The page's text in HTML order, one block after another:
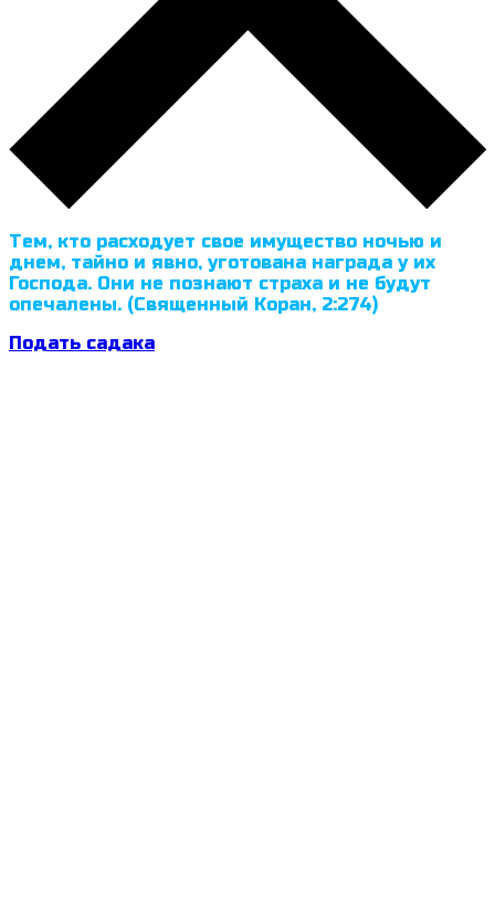
Тем, кто расходует свое имущество ночью и
днем, тайно и явно, уготована награда у их
Господа. Они не познают страха и не будут
опечалены. (Священный Коран, 2:274)
Подать садака